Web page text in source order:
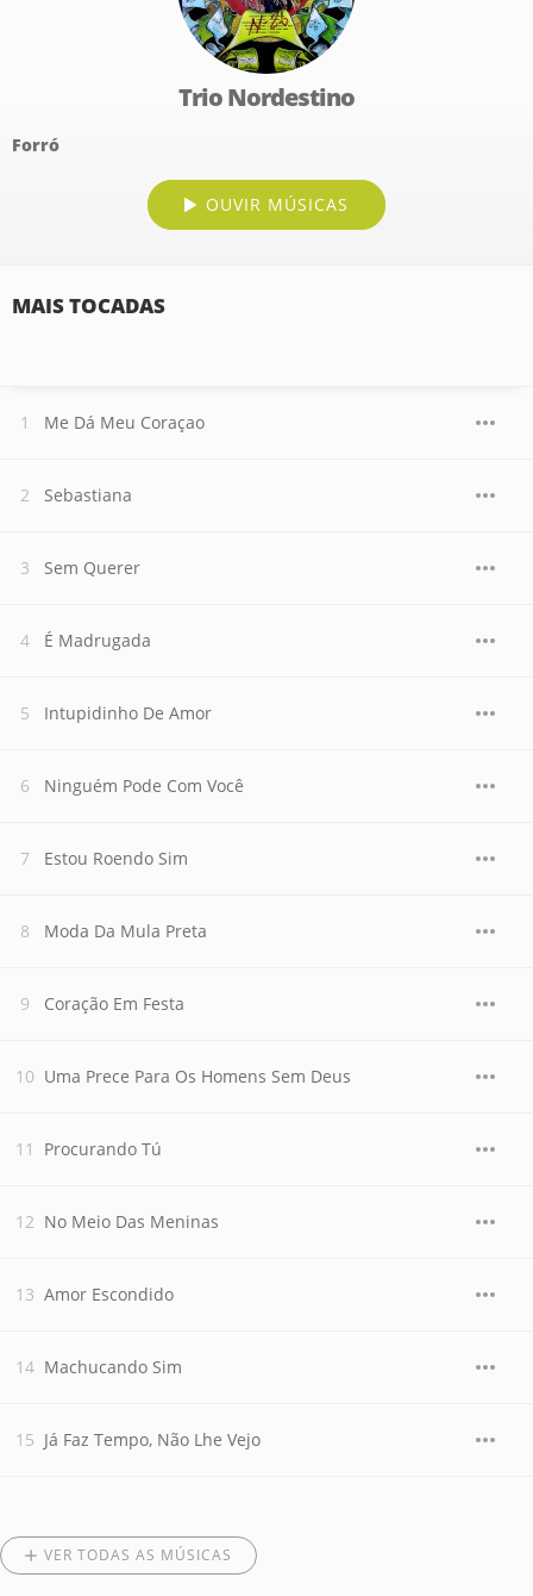
Trio Nordestino
Forró
OUVIR MÚSICAS
MAIS TOCADAS
Me Dá Meu Coraçao
Sebastiana
Sem Querer
É Madrugada
Intupidinho De Amor
Ninguém Pode Com Você
Estou Roendo Sim
Moda Da Mula Preta
Coração Em Festa
Uma Prece Para Os Homens Sem Deus
Procurando Tú
No Meio Das Meninas
Amor Escondido
Machucando Sim
Já Faz Tempo, Não Lhe Vejo
VER TODAS AS MÚSICAS